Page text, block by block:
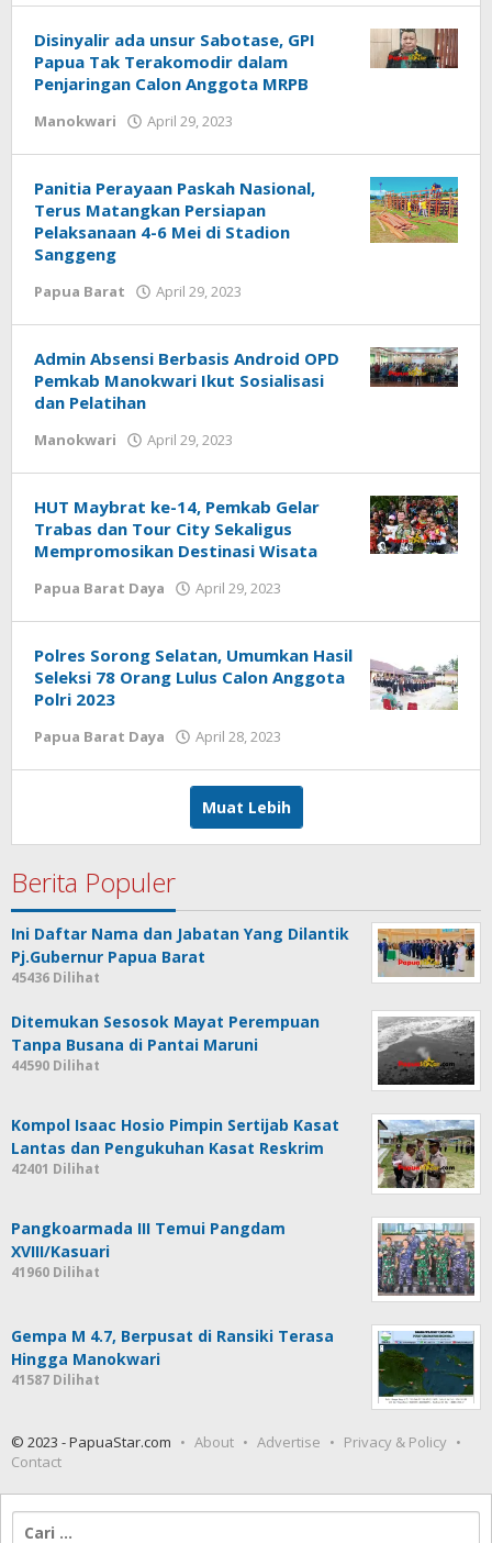
:
Papua
Star
Disinyalir ada unsur Sabotase, GPI
Papua Tak Terakomodir dalam
Penjaringan Calon Anggota MRPB
Manokwari April 29, 2023
:
Papua
Panitia Perayaan Paskah Nasional,
Terus Matangkan Persiapan
Pelaksanaan 4-6 Mei di Stadion
Sanggeng
Papua Barat April 29, 2023
:
Papua
Star
Admin Absensi Berbasis Android OPD
Pemkab Manokwari Ikut Sosialisasi
dan Pelatihan
Manokwari April 29, 2023
:
Papua
Star
HUT Maybrat ke-14, Pemkab Gelar
Trabas dan Tour City Sekaligus
Mempromosikan Destinasi Wisata
Papua Barat Daya April 29, 2023
:
Papua
Polres Sorong Selatan, Umumkan Hasil
Seleksi 78 Orang Lulus Calon Anggota
Polri 2023
Papua Barat Daya April 28, 2023
:
Star
Muat Lebih
Berita Populer
Ini Daftar Nama dan Jabatan Yang Dilantik
Pj.Gubernur Papua Barat
45436 Dilihat
Ditemukan Sesosok Mayat Perempuan
Tanpa Busana di Pantai Maruni
44590 Dilihat
Kompol Isaac Hosio Pimpin Sertijab Kasat
Lantas dan Pengukuhan Kasat Reskrim
42401 Dilihat
Pangkoarmada III Temui Pangdam
XVIII/Kasuari
41960 Dilihat
Gempa M 4.7, Berpusat di Ransiki Terasa
Hingga Manokwari
41587 Dilihat
© 2023 - PapuaStar.com About Advertise
Privacy & Policy
Contact